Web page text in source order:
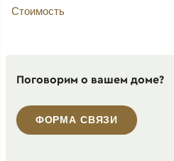
Стоимость
Поговорим о вашем доме?
ФОРМА СВЯЗИ